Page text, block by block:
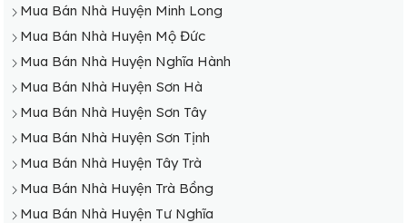
Mua Bán Nhà Huyện Minh Long
Mua Bán Nhà Huyện Mộ Đức
Mua Bán Nhà Huyện Nghĩa Hành
Mua Bán Nhà Huyện Sơn Hà
Mua Bán Nhà Huyện Sơn Tây
Mua Bán Nhà Huyện Sơn Tịnh
Mua Bán Nhà Huyện Tây Trà
Mua Bán Nhà Huyện Trà Bồng
Mua Bán Nhà Huyện Tư Nghĩa